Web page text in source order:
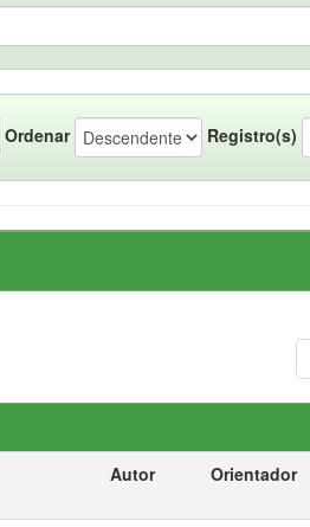
Ordenar Registro(s)
Autor Orientador